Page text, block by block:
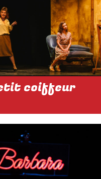
Réserver
coiffeur
2026-2027
DU 08 NOV. AU
03 JAN.